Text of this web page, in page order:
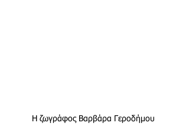
Η ζωγράφος Βαρβάρα Γεροδήμου